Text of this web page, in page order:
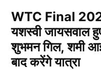
WTC Final
यशस्वी जायसवाल
शुभमन गिल, शमी
बाद करेंगे यात्रा